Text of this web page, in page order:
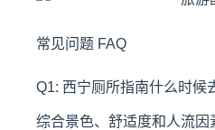
常见问题 FAQ
Q1: 西宁厕所指南什么时候
综合景色、舒适度和人流因